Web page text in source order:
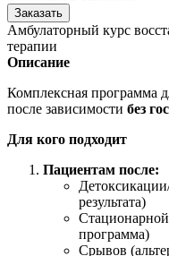
Заказать
Амбулаторный курс
терапии
Описание
Комплексная программа
после зависимости без
Для кого подходит
Пациентам после:
результата)
программа)
Срывов